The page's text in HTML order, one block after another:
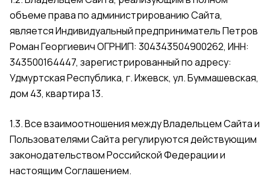
объеме права по администрированию Сайта,
является Индивидуальный предприниматель Петров
Роман Георгиевич ОГРНИП: 304343504900262, ИНН:
343500164447, зарегистрированный по адресу:
Удмуртская Республика, г. Ижевск, ул. Буммашевская,
дом 43, квартира 13.
1.3. Все взаимоотношения между Владельцем Сайта и
Пользователями Сайта регулируются действующим
законодательством Российской Федерации и
настоящим Соглашением.